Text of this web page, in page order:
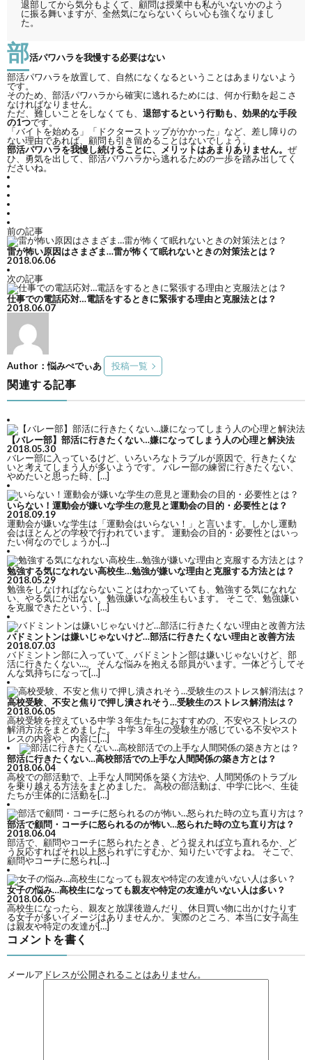
退部してから気分もよくて、顧問は授業中も私がいないかのよう
に振る舞いますが、全然気にならないくらい心も強くなりまし
た。
部活パワハラを我慢する必要はない
部活パワハラを放置して、自然になくなるということはあまりないよう
です。
そのため、部活パワハラから確実に逃れるためには、何か行動を起こさ
なければなりません。
ただ、難しいことをしなくても、 退部するという行動も、効果的な手段
の1つです。
「バイトを始める」「ドクターストップがかかった」など、差し障りの
ない理由であれば、顧問も引き留めることはないでしょう。
部活パワハラを我慢し続けることに、メリットはあまりありません。 ぜ
ひ、勇気を出して、部活パワハラから逃れるための一歩を踏み出してく
ださいね。
前の記事
雷が怖い原因はさまざま…雷が怖くて眠れないときの対策法とは？
2018.06.06
次の記事
仕事での電話応対…電話をするときに緊張する理由と克服法とは？
2018.06.07
Author：悩みぺでぃあ 投稿一覧
関連する記事
【バレー部】部活に行きたくない…嫌になってしまう人の心理と解決法
2018.05.30
バレー部に入っているけど、いろいろなトラブルが原因で、行きたくな
いと考えてしまう人が多いようです。 バレー部の練習に行きたくない、
やめたいと思った時、[…]
いらない！運動会が嫌いな学生の意見と運動会の目的・必要性とは？
2018.09.19
運動会が嫌いな学生は「運動会はいらない！」と言います。しかし運動
会はほとんどの学校で行われています。 運動会の目的・必要性とはいっ
たい何なのでしょうか[…]
勉強する気になれない高校生…勉強が嫌いな理由と克服する方法とは？
2018.05.29
勉強をしなければならないことはわかっていても、勉強する気になれな
い、やる気にが出ない、勉強嫌いな高校生もいます。 そこで、勉強嫌い
を克服できたという、[…]
バドミントンは嫌いじゃないけど…部活に行きたくない理由と改善方法
2018.07.03
バドミントン部に入っていて、バドミントン部は嫌いじゃないけど、部
活に行きたくない…。 そんな悩みを抱える部員がいます。一体どうしてそ
んな気持ちになって[…]
高校受験、不安と焦りで押し潰されそう…受験生のストレス解消法は？
2018.06.05
高校受験を控えている中学３年生たちにおすすめの、不安やストレスの
解消方法をまとめました。 中学３年生の受験生が感じている不安やスト
レスの内容や、内容に[…]
部活に行きたくない…高校部活での上手な人間関係の築き方とは？
2018.06.04
高校での部活動で、上手な人間関係を築く方法や、人間関係のトラブル
を乗り越える方法をまとめました。 高校の部活動は、中学に比べ、生徒
たちが主体的に活動を[…]
部活で顧問・コーチに怒られるのが怖い…怒られた時の立ち直り方は？
2018.06.04
部活で、顧問やコーチに怒られたとき、どう捉えれば立ち直れるか、ど
う反応すればそれ以上怒られずにすむか、知りたいですよね。 そこで、
顧問やコーチに怒られ[…]
女子の悩み…高校生になっても親友や特定の友達がいない人は多い？
2018.06.05
高校生になったら、親友と放課後遊んだり、休日買い物に出かけたりす
る女子が多いイメージはありませんか。 実際のところ、本当に女子高生
は親友や特定の友達が[…]
コメントを書く
メールアドレスが公開されることはありません。